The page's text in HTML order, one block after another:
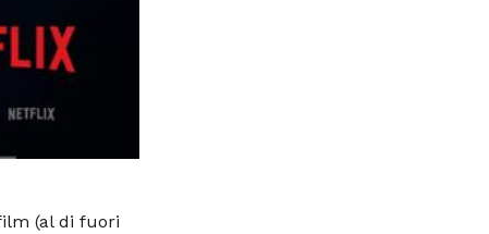
(al di fuori